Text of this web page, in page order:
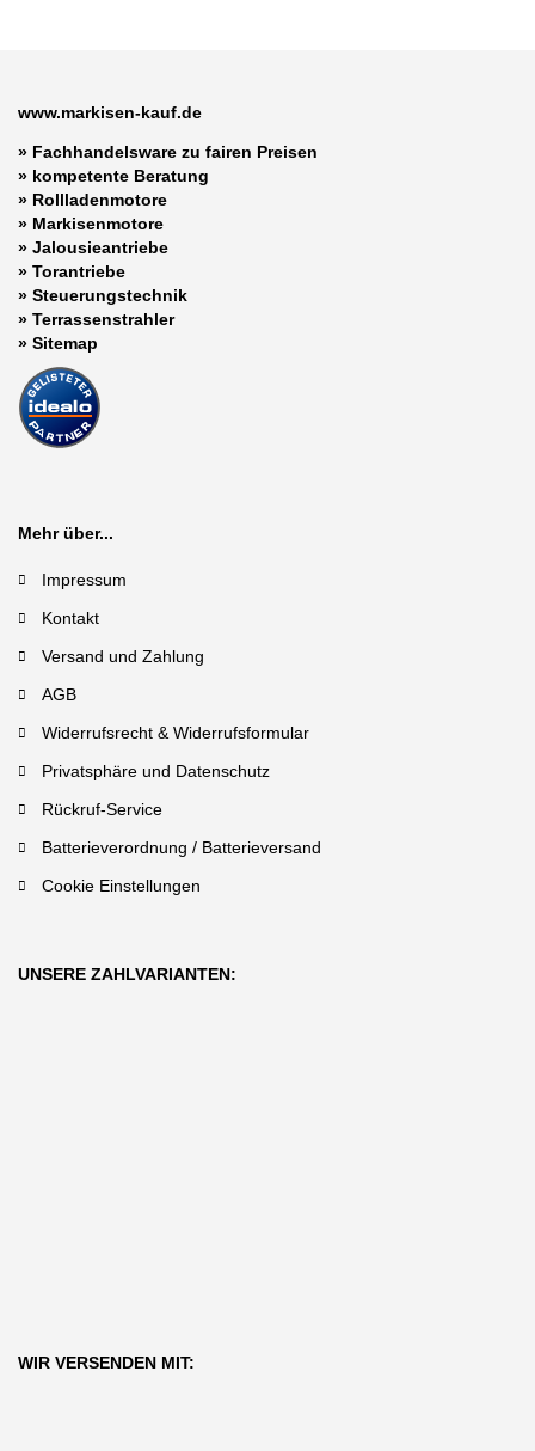
www.markisen-kauf.de
» Fachhandelsware zu fairen Preisen
» kompetente Beratung
» Rollladenmotore
» Markisenmotore
» Jalousieantriebe
» Torantriebe
» Steuerungstechnik
» Terrassenstrahler
» Sitemap
Mehr über...
Impressum
Kontakt
Versand und Zahlung
AGB
Widerrufsrecht & Widerrufsformular
Privatsphäre und Datenschutz
Rückruf-Service
Batterieverordnung / Batterieversand
Cookie Einstellungen
UNSERE ZAHLVARIANTEN:
WIR VERSENDEN MIT: